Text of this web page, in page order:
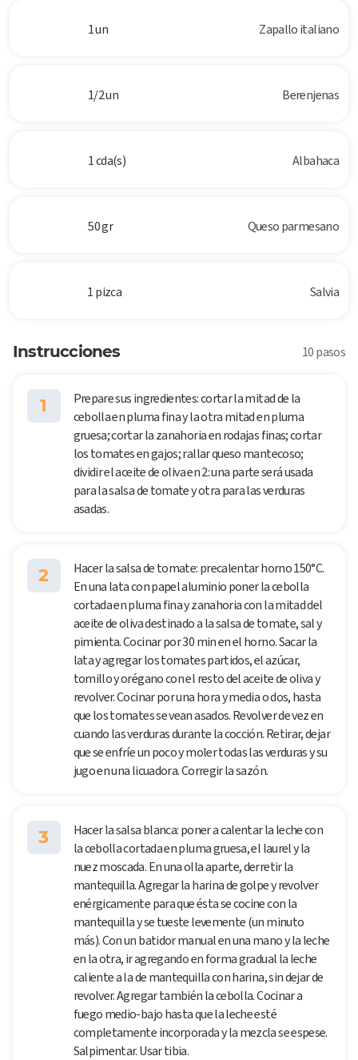
1 un Zapallo italiano
1/2 un Berenjenas
1 cda(s) Albahaca
50 gr Queso parmesano
1 pizca Salvia
Instrucciones 10 pasos
1
Prepare sus ingredientes: cortar la mitad de la
cebolla en pluma fina y la otra mitad en pluma
gruesa; cortar la zanahoria en rodajas finas; cortar
los tomates en gajos; rallar queso mantecoso;
dividir el aceite de oliva en 2: una parte será usada
para la salsa de tomate y otra para las verduras
asadas.
2
Hacer la salsa de tomate: precalentar horno 150°C.
En una lata con papel aluminio poner la cebolla
cortada en pluma fina y zanahoria con la mitad del
aceite de oliva destinado a la salsa de tomate, sal y
pimienta. Cocinar por 30 min en el horno. Sacar la
lata y agregar los tomates partidos, el azúcar,
tomillo y orégano con el resto del aceite de oliva y
revolver. Cocinar por una hora y media o dos, hasta
que los tomates se vean asados. Revolver de vez en
cuando las verduras durante la cocción. Retirar, dejar
que se enfríe un poco y moler todas las verduras y su
jugo en una licuadora. Corregir la sazón.
3
Hacer la salsa blanca: poner a calentar la leche con
la cebolla cortada en pluma gruesa, el laurel y la
nuez moscada. En una olla aparte, derretir la
mantequilla. Agregar la harina de golpe y revolver
enérgicamente para que ésta se cocine con la
mantequilla y se tueste levemente (un minuto
más). Con un batidor manual en una mano y la leche
en la otra, ir agregando en forma gradual la leche
caliente a la de mantequilla con harina, sin dejar de
revolver. Agregar también la cebolla. Cocinar a
fuego medio-bajo hasta que la leche esté
completamente incorporada y la mezcla se espese.
Salpimentar. Usar tibia.